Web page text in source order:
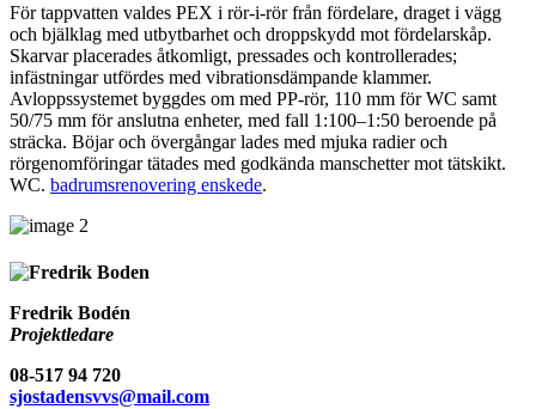
För tappvatten valdes PEX i rör-i-rör från fördelare, draget i vägg
och bjälklag med utbytbarhet och droppskydd mot fördelarskåp.
Skarvar placerades åtkomligt, pressades och kontrollerades;
infästningar utfördes med vibrationsdämpande klammer.
Avloppssystemet byggdes om med PP-rör, 110 mm för WC samt
50/75 mm för anslutna enheter, med fall 1:100–1:50 beroende på
sträcka. Böjar och övergångar lades med mjuka radier och
rörgenomföringar tätades med godkända manschetter mot tätskikt.
WC. badrumsrenovering enskede.
Fredrik Bodén
Projektledare
08-517 94 720
sjostadensvvs@mail.com